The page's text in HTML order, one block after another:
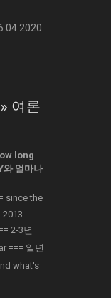
여론
long
와 얼마나
since the
2013
2-3년
=== 일년
what's